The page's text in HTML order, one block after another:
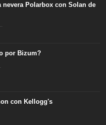
nevera Polarbox con Solan de
por Bizum?
con Kellogg's